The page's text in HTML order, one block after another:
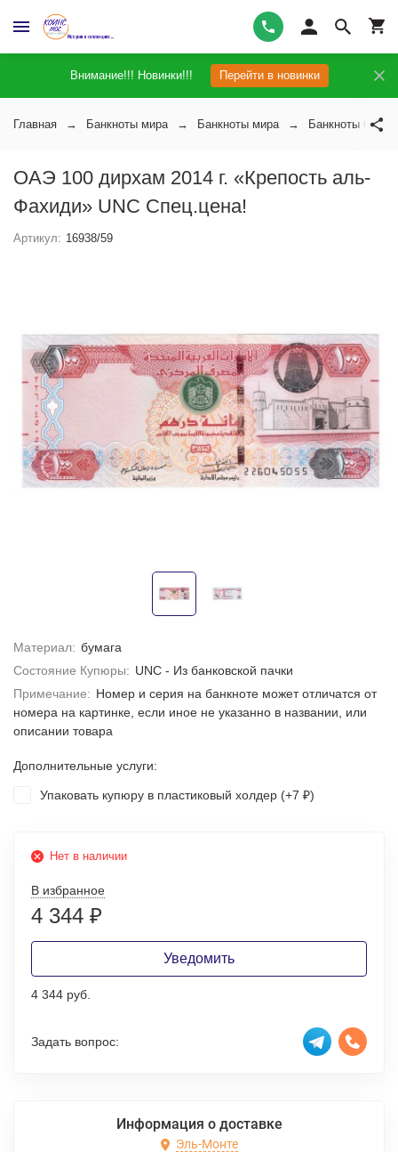
Внимание!!! Новинки!!! Перейти в новинки
Главная Банкноты мира Банкноты мира Банкноты
ОАЭ 100 дирхам 2014 г. «Крепость аль-
Фахиди» UNC Спец.цена!
Артикул: 16938/59
Материал: бумага
Состояние Купюры: UNC - Из банковской пачки
Примечание: Номер и серия на банкноте может отличатся от
номера на картинке, если иное не указанно в названии, или
описании товара
Дополнительные услуги:
Упаковать купюру в пластиковый холдер (+7 ₽)
Нет в наличии
В избранное
4 344 ₽
Уведомить
4 344 руб.
Задать вопрос:
Информация о доставке
Эль-Монте